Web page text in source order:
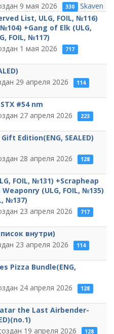
9 мая 2026 330
Skaven
List, ULG, FOIL, №116)
+Gang of Elk (ULG,
FOIL, №117)
1 мая 2026 717
29 апреля 2026 114
#54 nm
27 апреля 2026 223
Edition(ENG, SEALED)
28 апреля 2026 128
FOIL, №131) +Scrapheap
(ULG, FOIL, №135)
№137)
23 апреля 2026 717
внутри)
23 апреля 2026 114
Pizza Bundle(ENG,
24 апреля 2026 128
the Last Airbender-
19 апреля 2026 128